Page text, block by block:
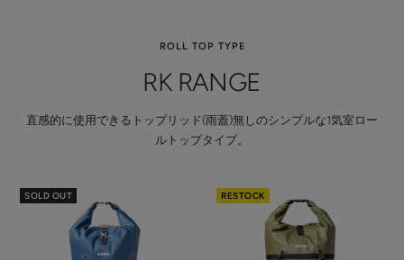
ROLL TOP TYPE
RK RANGE
直感的に使用できるトップリッド(雨蓋)無しのシンプルな1気室ロー
ルトップタイプ。
SOLD OUT RESTOCK